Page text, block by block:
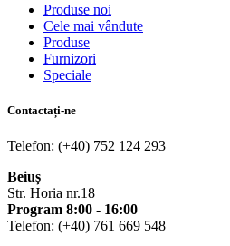
Produse noi
Cele mai vândute
Produse
Furnizori
Speciale
Contactați-ne
Telefon: (+40) 752 124 293
Beiuș
Str. Horia nr.18
Program 8:00 - 16:00
Telefon: (+40) 761 669 548